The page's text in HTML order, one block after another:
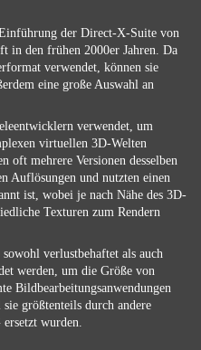
der Direct-X-Suite von
in den frühen 2000er Jahren. Da
verwendet, können sie
eine große Auswahl an
verwendet, um
virtuellen 3D-Welten
oft mehrere Versionen desselben
Auflösungen und nutzten einen
ist, wobei je nach Nähe des 3D-
Texturen zum Rendern
verlustbehaftet als auch
werden, um die Größe von
Bildbearbeitungsanwendungen
größtenteils durch andere
wurden.